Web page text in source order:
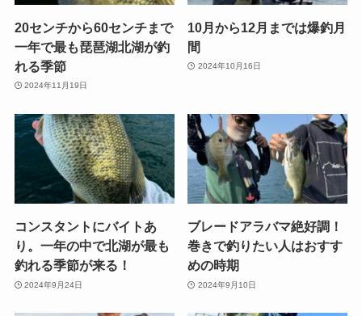
20センチから60センチまで
一年で最も琵琶湖北湖が釣
れる季節
2024年11月19日
10月から12月までは爆釣月
間
2024年10月16日
コンスタントにバイトあ
り。一年の中で北湖が最も
釣れる季節が来る！
2024年9月24日
ブレードアラバマ絶好調！
巻きで釣りたい人はおすす
めの時期
2024年9月10日